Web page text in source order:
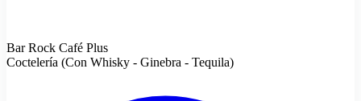
Bar Rock Café Plus
Coctelería (Con Whisky - Ginebra - Tequila)